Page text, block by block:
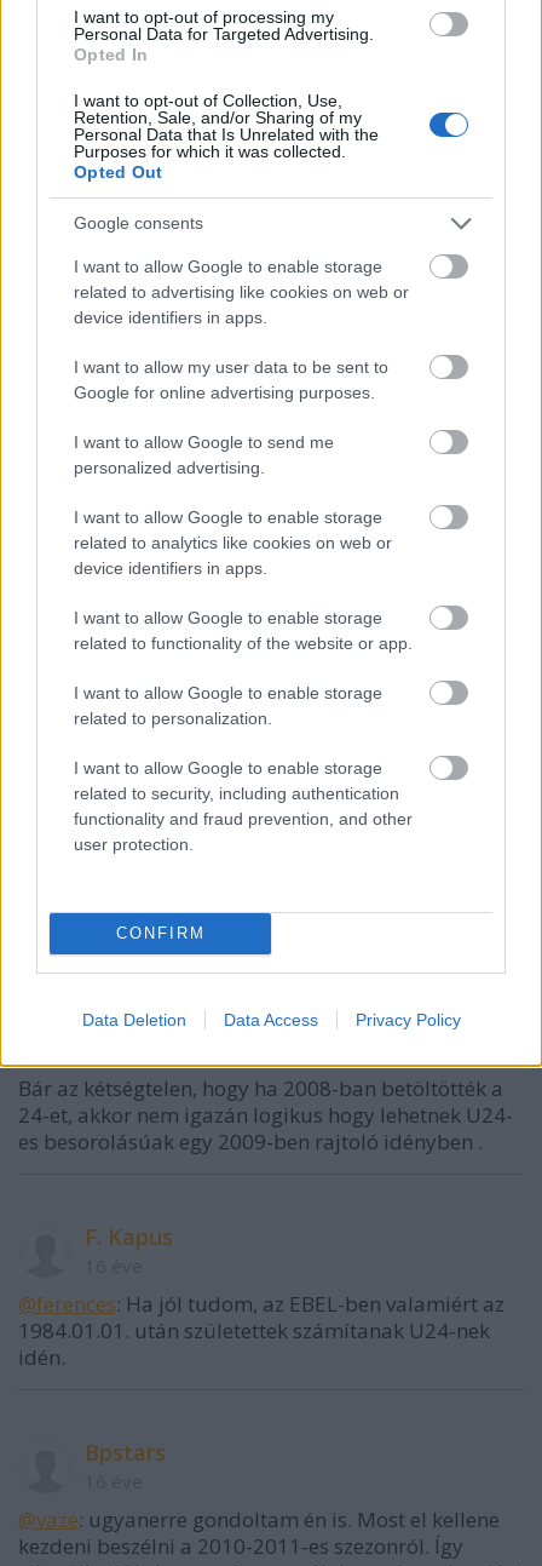
I want to opt-out of processing my
Personal Data for Targeted Advertising.
Opted In
I want to opt-out of Collection, Use,
Retention, Sale, and/or Sharing of my
Personal Data that Is Unrelated with the
Purposes for which it was collected.
Opted Out
Google consents
I want to allow Google to enable storage
related to advertising like cookies on web or
device identifiers in apps.
I want to allow my user data to be sent to
Google for online advertising purposes.
I want to allow Google to send me
personalized advertising.
I want to allow Google to enable storage
related to analytics like cookies on web or
device identifiers in apps.
I want to allow Google to enable storage
related to functionality of the website or app.
I want to allow Google to enable storage
related to personalization.
I want to allow Google to enable storage
related to security, including authentication
functionality and fraud prevention, and other
user protection.
CONFIRM
Data Deletion Data Access Privacy Policy
KOVáCS Csaba, VAS János, SOFRON István, NAGY
Gergő, KóGER Dániel, VASZJUNYIN Artyom, BENK
András
Nem mellesleg ezek a játékosok eddig összehoztak
28 gólt és 45 asszisztot.
A nézettségre vonatkozó adatok tényleg érdekesek.
Van ahol visszaesett a látogatottság, de szerencsére
Fehérvárott nőtt.
vaze
én első körben inkább csak annyit szeretnék, ha a
is meglenne májusban.
ferences
16 éve
: Kovács ('84.03.18.), Vas J. ('84.01.29.) és
Vaszjunyin ('84.01.26.) biztosan nem...
Borsy
@ferences: Pedig igen.
www.eishockey.at/e.php?
t=815&x=spielerstats&d=EBL0910_SPIELERSTAT&o=
munkagep
@Borsy: ugyanezt akartam írni.
Bár az kétségtelen, hogy ha 2008-ban betöltötték a
24-et, akkor nem igazán logikus hogy lehetnek U24-
es besorolásúak egy 2009-ben rajtoló idényben .
F. Kapus
@ferences: Ha jól tudom, az EBEL-ben valamiért az
1984.01.01. után születettek számítanak U24-nek
idén.
Bpstars
@vaze: ugyanerre gondoltam én is. Most el kellene
kezdeni beszélni a 2010-2011-es szezonról. Így